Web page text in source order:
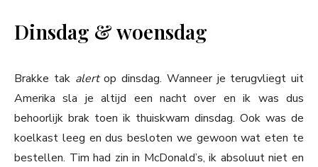
Dinsdag & woensdag
Brakke tak alertop dinsdag. Wanneer je terugvliegt uit
Amerika sla je altijd een nacht over en ik was dus
behoorlijk brak toen ik thuiskwam dinsdag. Ook was de
koelkast leeg en dus besloten we gewoon wat eten te
bestellen. Tim had zin in McDonald’s, ik absoluut niet en